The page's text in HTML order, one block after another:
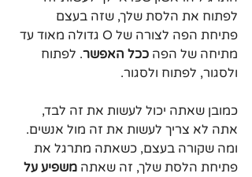
לפתוח את הלסת שלך, שזה בעצם
פתיחת הפה לצורה של O גדולה מאוד עד
מתיחה של הפה ככל האפשר. לפתוח
ולסגור, לפתוח ולסגור.
כמובן שאתה יכול לעשות את זה לבד,
אתה לא צריך לעשות את זה מול אנשים.
ומה שקורה בעצם, כשאתה מתרגל את
פתיחת הלסת שלך, זה שאתה משפיע על